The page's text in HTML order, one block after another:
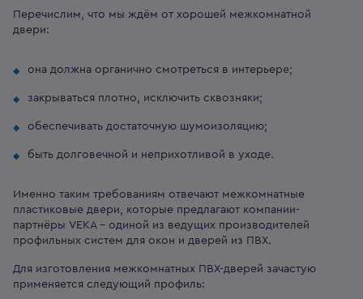
Перечислим, что мы ждём от хорошей межкомнатной
двери:
она должна органично смотреться в интерьере;
закрываться плотно, исключить сквозняки;
обеспечивать достаточную шумоизоляцию;
быть долговечной и неприхотливой в уходе.
Именно таким требованиям отвечают межкомнатные
пластиковые двери, которые предлагают компании-
партнёры VEKA – одиной из ведущих производителей
профильных систем для окон и дверей из ПВХ.
Для изготовления межкомнатных ПВХ-дверей зачастую
применяется следующий профиль: